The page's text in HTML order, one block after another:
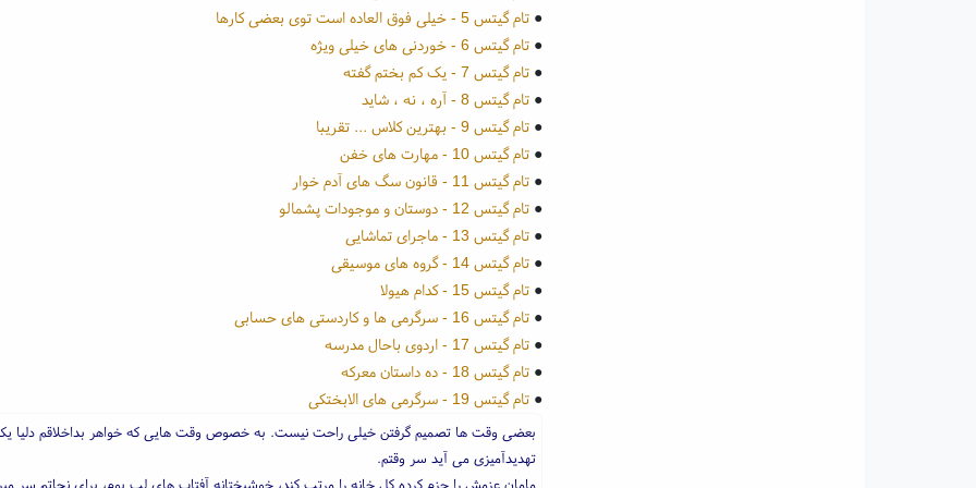
●تام گیتس 5 - خیلی فوق العاده است توی بعضی کارها
●تام گیتس 6 - خوردنی های خیلی ویژه
●تام گیتس 7 - یک کم بختم گفته
●تام گیتس 8 - آره ، نه ، شاید
●تام گیتس 9 - بهترین کلاس ... تقریبا
●تام گیتس 10 - مهارت های خفن
●تام گیتس 11 - قانون سگ های آدم خوار
●تام گیتس 12 - دوستان و موجودات پشمالو
●تام گیتس 13 - ماجرای تماشایی
●تام گیتس 14 - گروه های موسیقی
●تام گیتس 15 - کدام هیولا
●تام گیتس 16 - سرگرمی ها و کاردستی های حسابی
●تام گیتس 17 - اردوی باحال مدرسه
●تام گیتس 18 - ده داستان معرکه
●تام گیتس 19 - سرگرمی های الابختکی
بعضی وقت ها تصمیم گرفتن خیلی راحت نیست. به خصوص وقت هایی که خواهر بداخلاقم دلیا
تهدیدآمیزی می آید سر وقتم.